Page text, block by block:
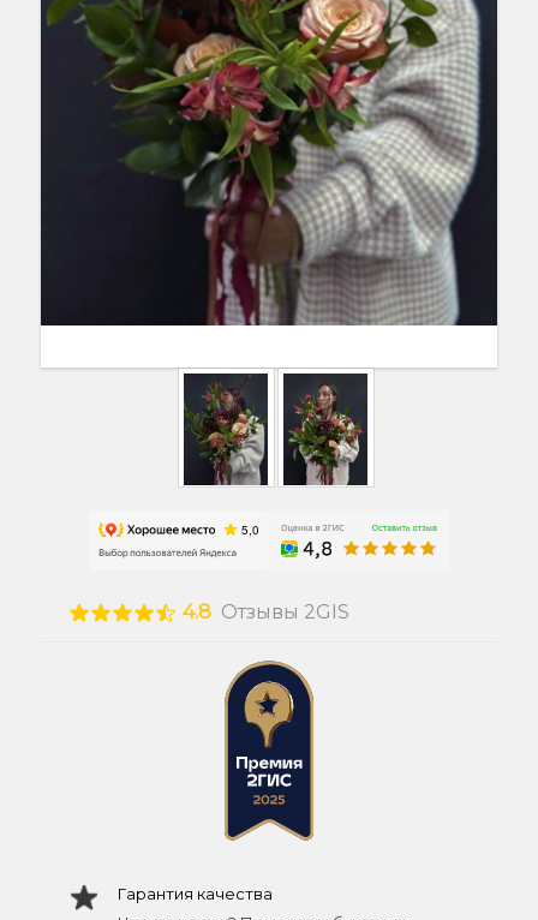
4.8 Отзывы 2GIS
Гарантия качества